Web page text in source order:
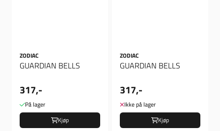
ZODIAC
GUARDIAN BELLS
317,-
På lager
Kjøp
ZODIAC
GUARDIAN BELLS
317,-
Ikke på lager
Kjøp